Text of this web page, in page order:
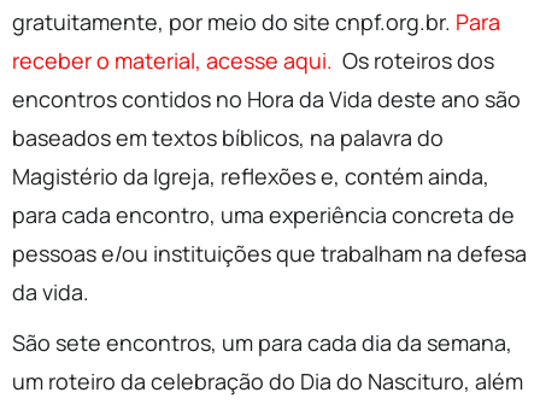
gratuitamente, por meio do site cnpf.org.br. Para
receber o material, acesse aqui. Os roteiros dos
encontros contidos no Hora da Vida deste ano são
baseados em textos bíblicos, na palavra do
Magistério da Igreja, reflexões e, contém ainda,
para cada encontro, uma experiência concreta de
pessoas e/ou instituições que trabalham na defesa
da vida.
São sete encontros, um para cada dia da semana,
um roteiro da celebração do Dia do Nascituro, além